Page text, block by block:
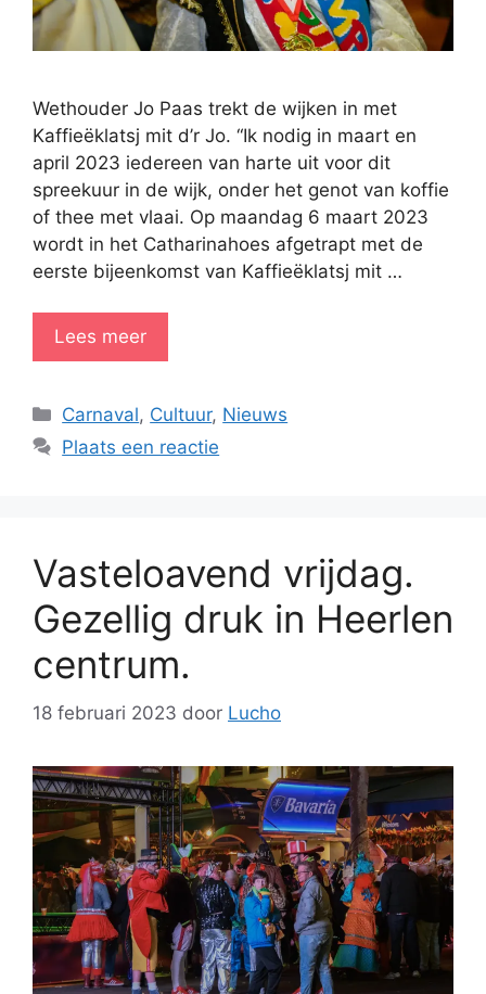
Wethouder Jo Paas trekt de wijken in met
Kaffieëklatsj mit d’r Jo. “Ik nodig in maart en
april 2023 iedereen van harte uit voor dit
spreekuur in de wijk, onder het genot van koffie
of thee met vlaai. Op maandag 6 maart 2023
wordt in het Catharinahoes afgetrapt met de
eerste bijeenkomst van Kaffieëklatsj mit …
Lees meer
Categorieën
Carnaval, Cultuur, Nieuws
Plaats een reactie
Vasteloavend vrijdag.
Gezellig druk in Heerlen
centrum.
18 februari 2023 door Lucho